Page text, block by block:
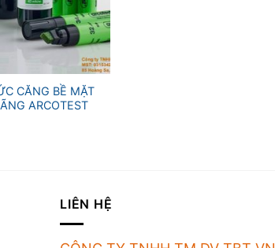
CĂNG BỀ MẶT
ARCOTEST
LIÊN HỆ